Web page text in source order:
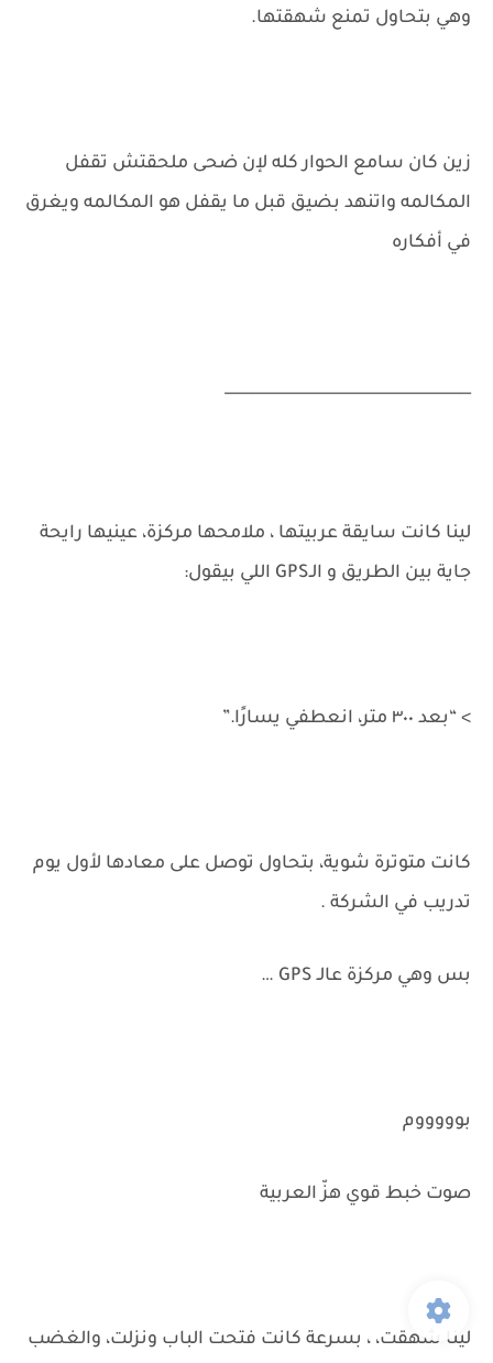
وهي بتحاول تمنع شهقتها.
زين كان سامع الحوار كله لإن ضحى ملحقتش تقفل
المكالمه واتنهد بضيق قبل ما يقفل هو المكالمه ويغرق
في أفكاره
________________________________
لينا كانت سايقة عربيتها ، ملامحها مركزة، عينيها رايحة
جاية بين الطريق و الـGPS اللي بيقول:
> “بعد ٣٠٠ متر، انعطفي يسارًا.”
كانت متوترة شوية، بتحاول توصل على معادها لأول يوم
تدريب في الشركة .
بس وهي مركزة عالـ GPS …
بوووووم
صوت خبط قوي هزّ العربية
لينا شهقت، ، بسرعة كانت فتحت الباب ونزلت، والغضب